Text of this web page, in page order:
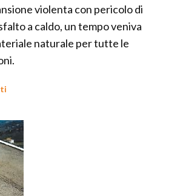
violenta con pericolo di
a caldo, un tempo veniva
naturale per tutte le